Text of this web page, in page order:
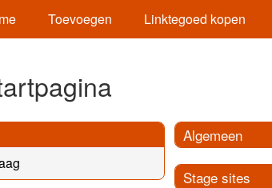
Toevoegen Linktegoed kopen
Algemeen
Stage sites